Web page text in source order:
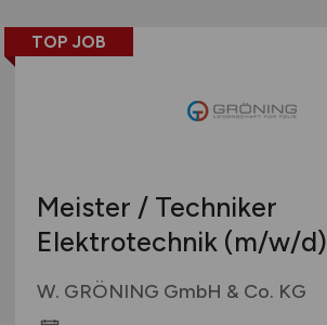
TOP JOB
Meister / Techniker
Elektrotechnik (m/w/d)
W. GRÖNING GmbH & Co. KG